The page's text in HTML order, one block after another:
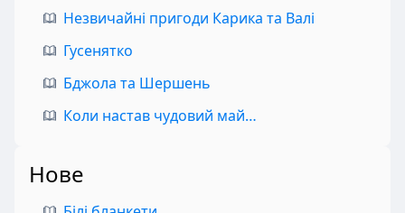
Незвичайні пригоди Карика та Валі
Гусенятко
Бджола та Шершень
Коли настав чудовий май…
Нове